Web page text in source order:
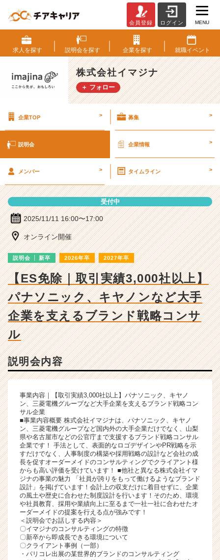
式
会
社
イ
マ
ジ
明
細
ー・
企
業
か
ら
ス
カ
ウ
イ
ト
チ
ア
キ
ャ
リ
ア
（C
h
e
e
r
C
a
r
会員登録 ログイン MENU
求人を探す 説明会を探す 企業を探す 就職イベント
株式会社イマジナ
＋ フォロー
企業TOP > 募集 >
説明会 企業情報 >
メンバー > タイムライン >
受付中
2025/11/11 16:00〜17:00
オンライン開催
説明会 新卒 2026年卒 2027年卒
【ES免除｜取引実績3,000社以上】
パナソニック、キヤノンなど大手
企業を支えるブランド戦略コンサ
ル
説明会内容
事業内容｜【取引実績3,000社以上】パナソニック、キヤノ
ン、三菱電機グループなど大手企業を支えるブランド戦略コン
サル企業
■事業内容概要 株式会社イマジナは、パナソニック、キヤノ
ン、三菱電機グループなど国内外の大手企業だけでなく、山梨
県や名古屋市などの公官庁まで支援するブランド戦略コンサル
企業です！ 手法として、表面的なロゴデザインやPR戦略を示
すだけでなく、人事制度の構築や採用戦略の設計など会社の成
長を促すオーダーメイドのコンサルティングでクライアント様
からも高い評価を受けています！ ■他社と異なる株式会社イマ
ジナの事業の魅力 「社員が誇りをもって働けるようなブランド
設計」を掲げています！会計上の収支だけに着目せずに、企業
の風土や歴史に合わせた制度設計を行います！そのため、環境
や社員教育、採用や業績向上に至るまで一社一社に合わせたオ
ーダーメイドの提案を行える点が強みです！
＜説明会でお話しする内容＞
〇イマジナのコンサルティングの特徴
〇新卒から即成長できる環境について
〇クライアント事例（一部）
・パリコレ出展の某世界的ブランドのコンサルティング